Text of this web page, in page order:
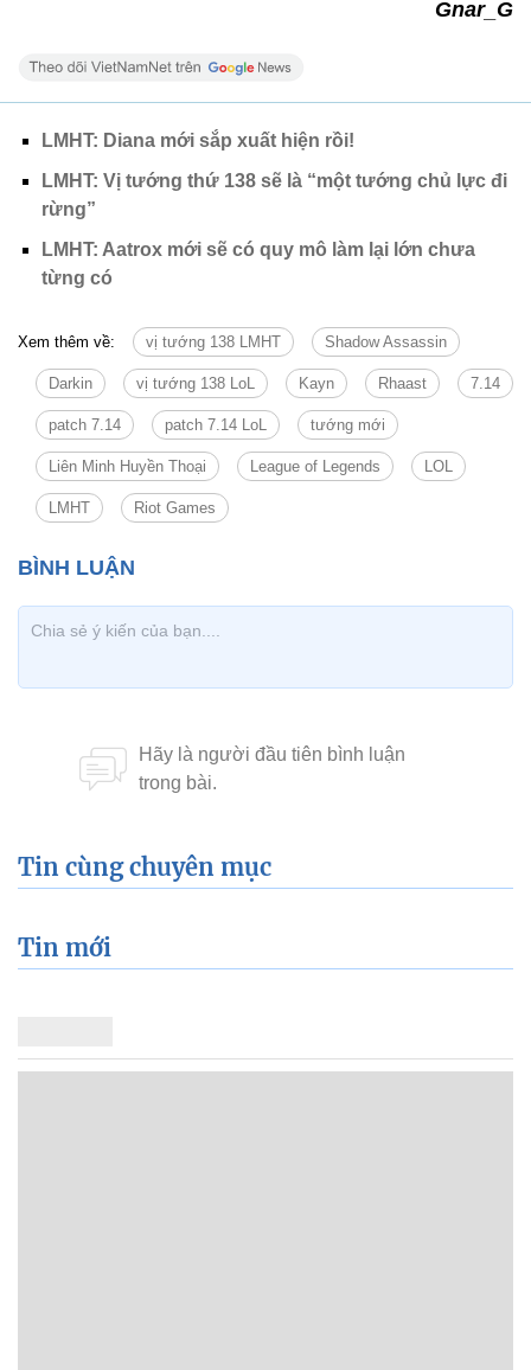
Gnar_G
LMHT: Diana mới sắp xuất hiện rồi!
LMHT: Vị tướng thứ 138 sẽ là “một tướng chủ lực đi
rừng”
LMHT: Aatrox mới sẽ có quy mô làm lại lớn chưa
từng có
Xem thêm về: vị tướng 138 LMHT Shadow Assassin
Darkin vị tướng 138 LoL Kayn Rhaast 7.14
patch 7.14 patch 7.14 LoL tướng mới
Liên Minh Huyền Thoại League of Legends LOL
LMHT Riot Games
Tin cùng chuyên mục
Tin mới